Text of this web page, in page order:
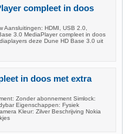
compleet in doos
Aansluitingen: HDMI, USB 2.0,
3.0 MediaPlayer compleet in doos
deze Dune HD Base 3.0 uit
in doos met extra
Zonder abonnement Simlock:
Eigenschappen: Fysiek
Kleur: Zilver Beschrijving Nokia